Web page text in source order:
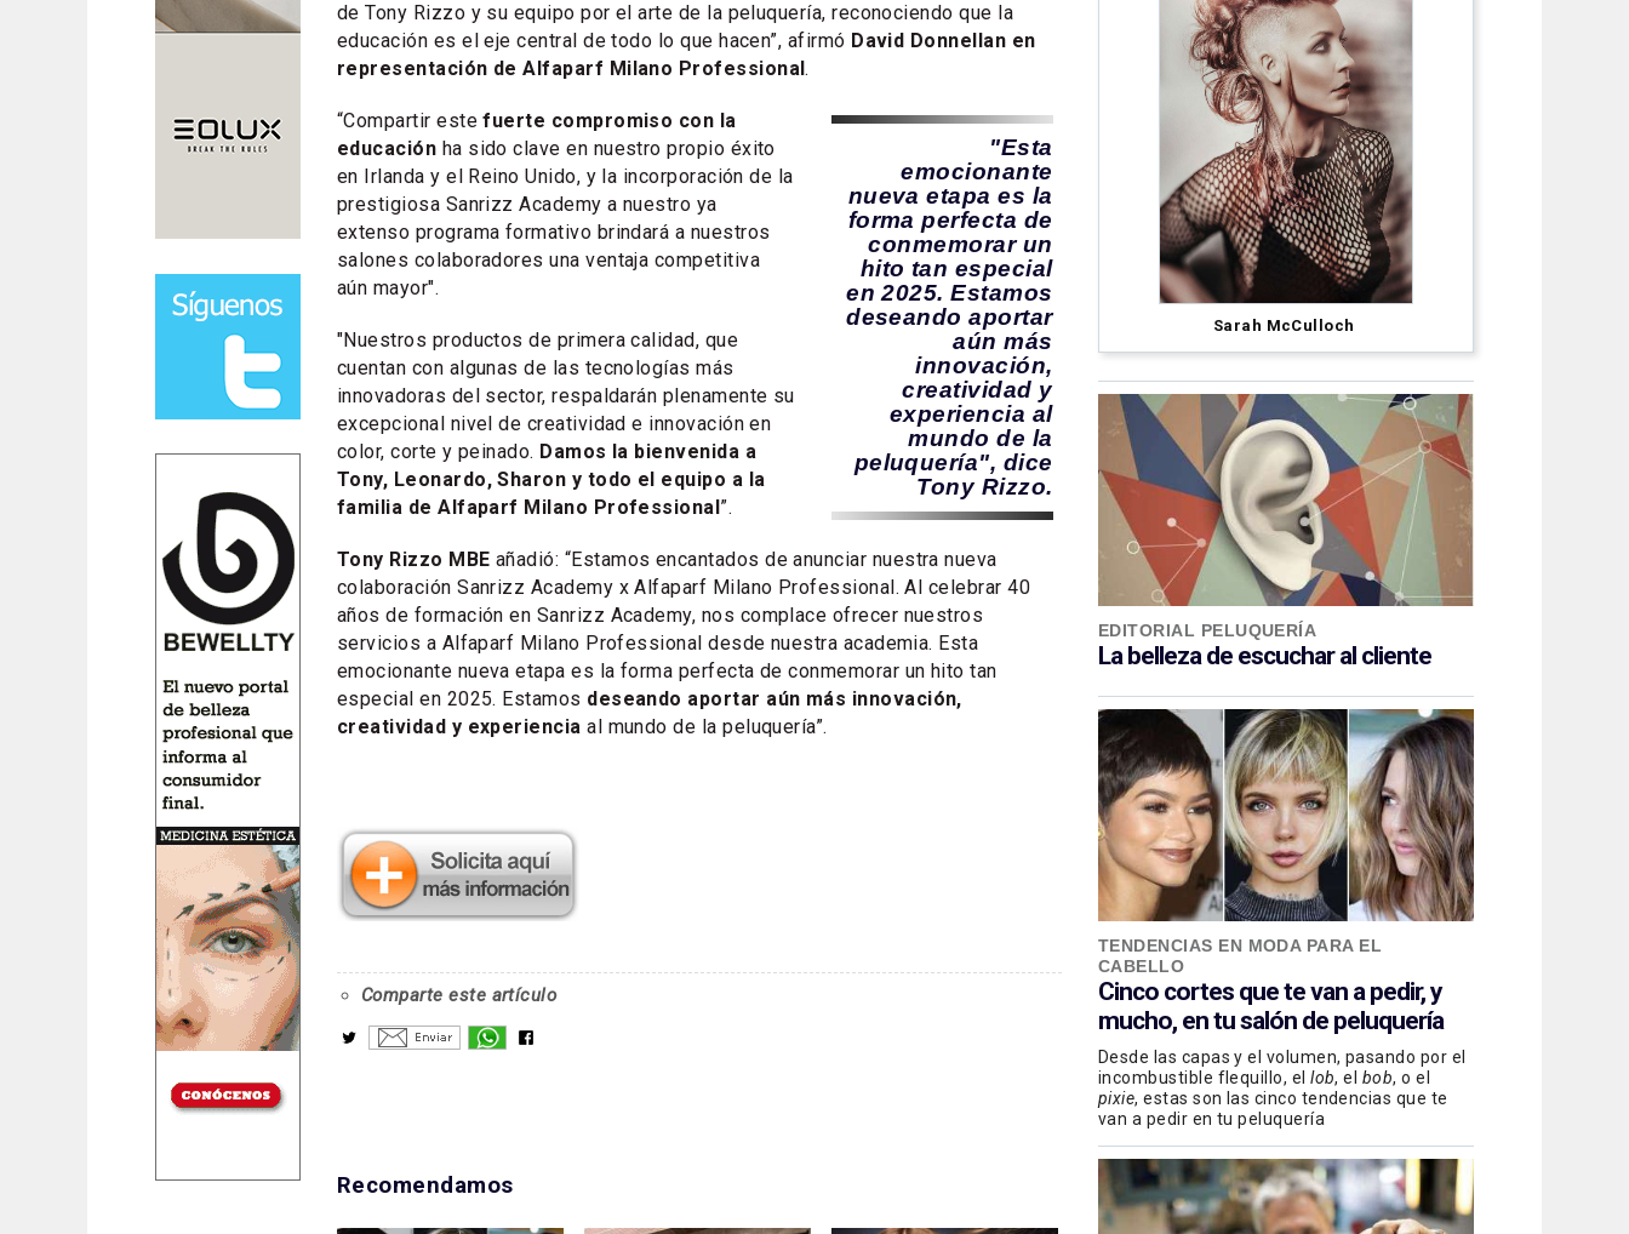
Pacitto
Sarah McCulloch
EDITORIAL PELUQUERÍA
La belleza de escuchar al cliente
TENDENCIAS EN MODA PARA EL
CABELLO
Cinco cortes que te van a pedir, y
mucho, en tu salón de peluquería
Desde las capas y el volumen, pasando por el
incombustible flequillo, ellob, el bob, o el
pixie, estas son las cinco tendencias que te
van a pedir en tu peluquería
de Tony Rizzo y su equipo por el arte de la peluquería, reconociendo que la
educación es el eje central de todo lo que hacen”, afirmó David Donnellan en
representación de Alfaparf Milano Professional.
"Esta
emocionante
nueva etapa es la
forma perfecta de
conmemorar un
hito tan especial
en 2025. Estamos
deseando aportar
aún más
innovación,
creatividad y
experiencia al
mundo de la
peluquería", dice
Tony Rizzo.
“Compartir estefuerte compromiso con la
educación ha sido clave en nuestro propio éxito
en Irlanda y el Reino Unido, y la incorporación de la
prestigiosa Sanrizz Academy a nuestro ya
extenso programa formativo brindará a nuestros
salones colaboradores una ventaja competitiva
aún mayor".
"Nuestros productos de primera calidad, que
cuentan con algunas de las tecnologías más
innovadoras del sector, respaldarán plenamente su
excepcional nivel de creatividad e innovación en
color, corte y peinado. Damos la bienvenida a
Tony, Leonardo, Sharon y todo el equipo a la
familia de Alfaparf Milano Professional”.
Tony Rizzo MBE añadió: “Estamos encantados de anunciar nuestra nueva
colaboración Sanrizz Academy x Alfaparf Milano Professional. Al celebrar 40
años de formación en Sanrizz Academy, nos complace ofrecer nuestros
servicios a Alfaparf Milano Professional desde nuestra academia. Esta
emocionante nueva etapa es la forma perfecta de conmemorar un hito tan
especial en 2025. Estamos deseando aportar aún más innovación,
creatividad y experiencia al mundo de la peluquería”.
Comparte este artículo
Recomendamos